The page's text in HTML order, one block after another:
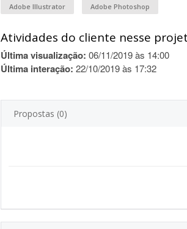
Adobe Illustrator Adobe Photoshop
Atividades do cliente nesse
Última visualização: 06/11/2019 às 14:00
Última interação: 22/10/2019 às 17:32
Propostas (0)